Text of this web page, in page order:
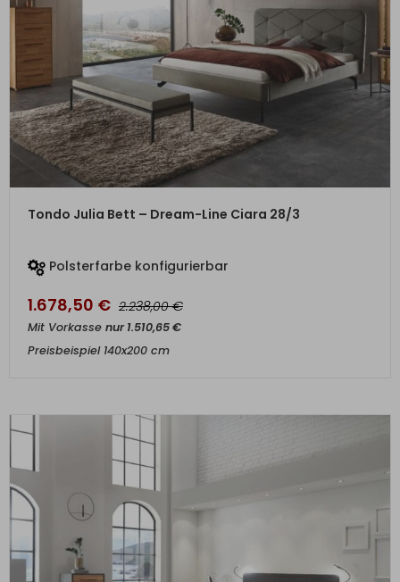
ZUM PRODUKT
Tondo Julia Bett – Dream-Line Ciara 28/3
Polsterfarbe konfigurierbar
1.678,50 € 2.238,00€
Mit Vorkasse nur1.510,65€
Preisbeispiel 140x200 cm